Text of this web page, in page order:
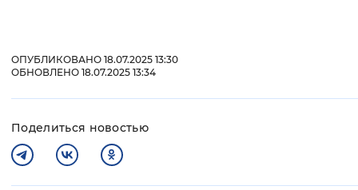
ОПУБЛИКОВАНО 18.07.2025 13:30
ОБНОВЛЕНО 18.07.2025 13:34
Поделиться новостью